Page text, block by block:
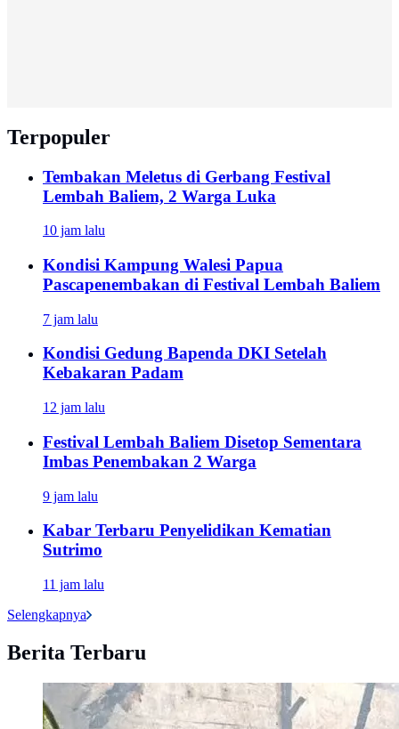
Terpopuler
Tembakan Meletus di Gerbang Festival
Lembah Baliem, 2 Warga Luka
10 jam lalu
Kondisi Kampung Walesi Papua
Pascapenembakan di Festival Lembah Baliem
7 jam lalu
Kondisi Gedung Bapenda DKI Setelah
Kebakaran Padam
12 jam lalu
Festival Lembah Baliem Disetop Sementara
Imbas Penembakan 2 Warga
9 jam lalu
Kabar Terbaru Penyelidikan Kematian
Sutrimo
11 jam lalu
Selengkapnya
Berita Terbaru